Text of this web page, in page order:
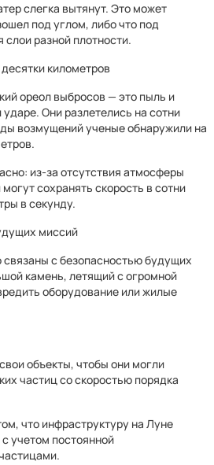
слегка вытянут. Это может
под углом, либо что под
разной плотности.
километров
ореол выбросов — это пыль и
Они разлетелись на сотни
возмущений ученые обнаружили на
из-за отсутствия атмосферы
сохранять скорость в сотни
в секунду.
миссий
с безопасностью будущих
камень, летящий с огромной
оборудование или жилые
объекты, чтобы они могли
частиц со скоростью порядка
что инфраструктуру на Луне
учетом постоянной